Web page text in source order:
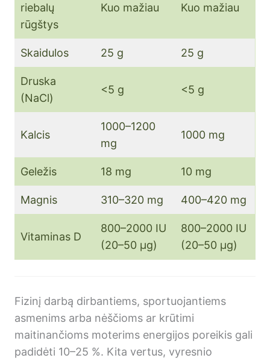
riebalų
rūgštys
Kuo mažiau Kuo mažiau
Skaidulos 25 g 25 g
Druska
(NaCl)
<5 g <5 g
Kalcis
1000–1200
mg
1000 mg
Geležis 18 mg 10 mg
Magnis 310–320 mg 400–420 mg
Vitaminas D
800–2000 IU
(20–50 µg)
800–2000 IU
(20–50 µg)
Fizinį darbą dirbantiems, sportuojantiems
asmenims arba nėščioms ar krūtimi
maitinančioms moterims energijos poreikis gali
padidėti 10–25 %. Kita vertus, vyresnio